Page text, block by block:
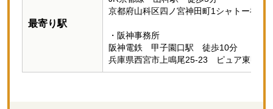
最寄り駅
京都府山科区四ノ宮神田町1シャトー神田
・阪神事務所
阪神電鉄 甲子園口駅 徒歩10分
兵庫県西宮市上鳴尾25-23 ピュア東甲子